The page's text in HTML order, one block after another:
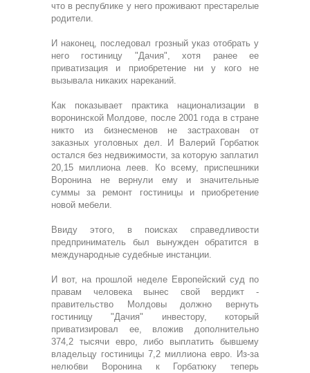
что в республике у него проживают престарелые
родители.
И наконец, последовал грозный указ отобрать у
него гостиницу "Дачия", хотя ранее ее
приватизация и приобретение ни у кого не
вызывала никаких нареканий.
Как показывает практика национализации в
воронинской Молдове, после 2001 года в стране
никто из бизнесменов не застрахован от
заказных уголовных дел. И Валерий Горбатюк
остался без недвижимости, за которую заплатил
20,15 миллиона леев. Ко всему, приспешники
Воронина не вернули ему и значительные
суммы за ремонт гостиницы и приобретение
новой мебели.
Ввиду этого, в поисках справедливости
предприниматель был вынужден обратится в
международные судебные инстанции.
И вот, на прошлой неделе Европейский суд по
правам человека вынес свой вердикт -
правительство Молдовы должно вернуть
гостиницу "Дачия" инвестору, который
приватизировал ее, вложив дополнительно
374,2 тысячи евро, либо выплатить бывшему
владельцу гостиницы 7,2 миллиона евро. Из-за
нелюбви Воронина к Горбатюку теперь